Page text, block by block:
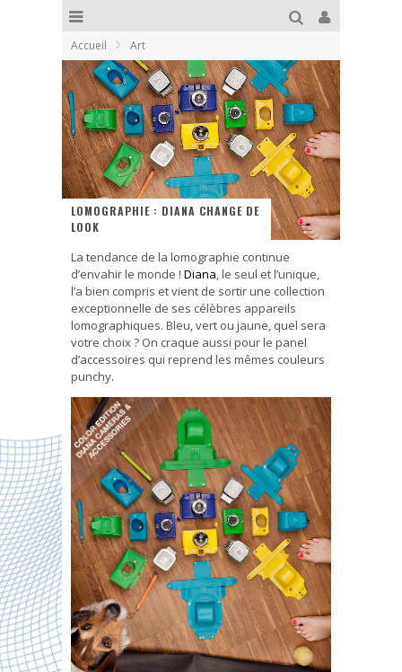
Accueil Art
LOMOGRAPHIE : DIANA CHANGE DE
LOOK
La tendance de la lomographie continue
d’envahir le monde ! Diana, le seul et l’unique,
l’a bien compris et vient de sortir une collection
exceptionnelle de ses célèbres appareils
lomographiques. Bleu, vert ou jaune, quel sera
votre choix ? On craque aussi pour le panel
d’accessoires qui reprend les mêmes couleurs
punchy.